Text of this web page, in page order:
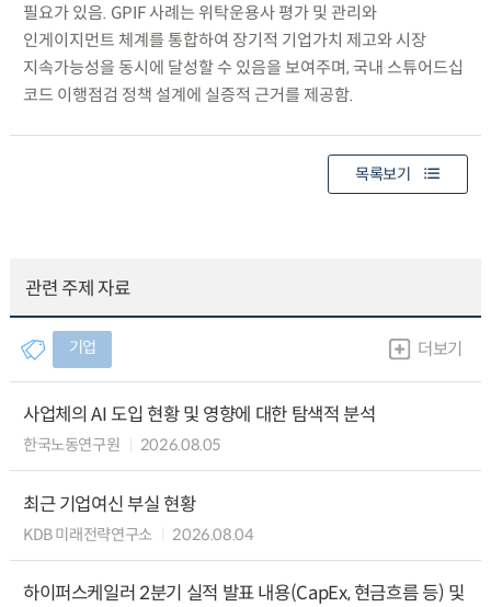
필요가 있음. GPIF 사례는 위탁운용사 평가 및 관리와
인게이지먼트 체계를 통합하여 장기적 기업가치 제고와 시장
지속가능성을 동시에 달성할 수 있음을 보여주며, 국내 스튜어드십
코드 이행점검 정책 설계에 실증적 근거를 제공함.
목록보기
관련 주제 자료
기업 더보기
사업체의 AI 도입 현황 및 영향에 대한 탐색적 분석
한국노동연구원 2026.08.05
최근 기업여신 부실 현황
KDB 미래전략연구소 2026.08.04
하이퍼스케일러 2분기 실적 발표 내용(CapEx, 현금흐름 등) 및